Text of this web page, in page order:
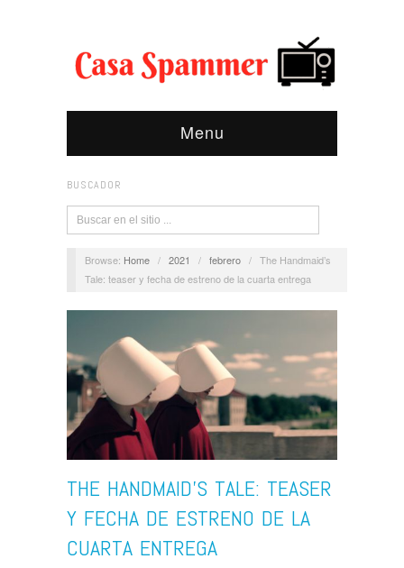
Menu
BUSCADOR
Browse: Home / 2021 / febrero / The Handmaid’s
Tale: teaser y fecha de estreno de la cuarta entrega
THE HANDMAID’S TALE: TEASER
Y FECHA DE ESTRENO DE LA
CUARTA ENTREGA